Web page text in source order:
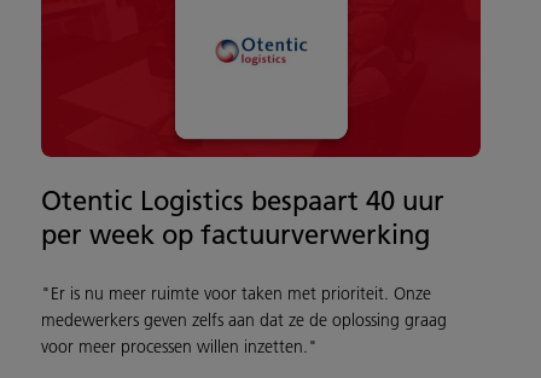
Otentic Logistics bespaart 40 uur
per week op factuurverwerking
"Er is nu meer ruimte voor taken met prioriteit. Onze
medewerkers geven zelfs aan dat ze de oplossing graag
voor meer processen willen inzetten."